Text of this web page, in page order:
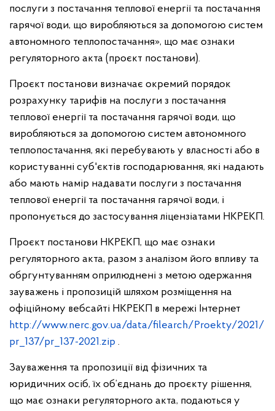
послуги з постачання теплової енергії та постачання
гарячої води, що виробляються за допомогою систем
автономного теплопостачання», що має ознаки
регуляторного акта (проєкт постанови).
Проєкт постанови визначає окремий порядок
розрахунку тарифів на послуги з постачання
теплової енергії та постачання гарячої води, що
виробляються за допомогою систем автономного
теплопостачання, які перебувають у власності або в
користуванні суб'єктів господарювання, які надають
або мають намір надавати послуги з постачання
теплової енергії та постачання гарячої води, і
пропонується до застосування ліцензіатами НКРЕКП.
Проєкт постанови НКРЕКП, що має ознаки
регуляторного акта, разом з аналізом його впливу та
обргунтуванням оприлюднені з метою одержання
зауважень і пропозицій шляхом розміщення на
офіційному вебсайті НКРЕКП в мережі Інтернет
http://www.nerc.gov.ua/data/filearch/Proekty/2021/
pr_137/pr_137-2021.zip .
Зауваження та пропозиції від фізичних та
юридичних осіб, їх об’єднань до проєкту рішення,
що має ознаки регуляторного акта, подаються у